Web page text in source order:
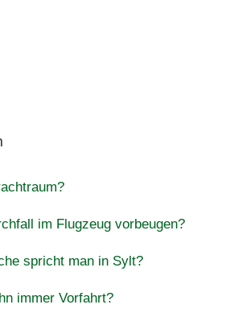
im Flugzeug vorbeugen?
spricht man in Sylt?
immer Vorfahrt?